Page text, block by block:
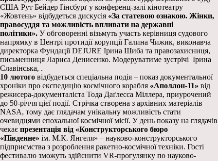
США Рут Бейдер Ґінсбурґ у конференц-залі кінотеатру
«Жовтень» відбудеться дискусія «За статевою ознакою. Жінки,
правосуддя та можливість впливати на державні
політики». У обговоренні візьмуть участь керівниця судового
напрямку в Центрі протидії корупції Галина Чижик, виконавча
директорка Фундації DEJURE Ірина Шиба та правозахисниця,
письменниця Лариса Денисенко. Модеруватиме зустрічі Ірина
Славінська, .
10 лютого відбудеться спеціальна подія – показ документальної
хроніки про експедицію космічного корабля «Аполлон-11» від
режисера-документаліста Тода Даґлесса Міллера, приурочений
до 50-річчя цієї події. Стрічка створена з архівних матеріалів
NASA, тому дає глядачам унікальну можливість стати
очевидцями епохальної космічної місії. У день показу на глядачів
чекає презентація від «Конструкторського бюро
«Південне» ім. М.К. Янгеля» – науково-конструкторського
підприємства з розроблення ракетно-космічної техніки. Гості
фестивалю зможуть здійснити VR-прогулянку по науково-